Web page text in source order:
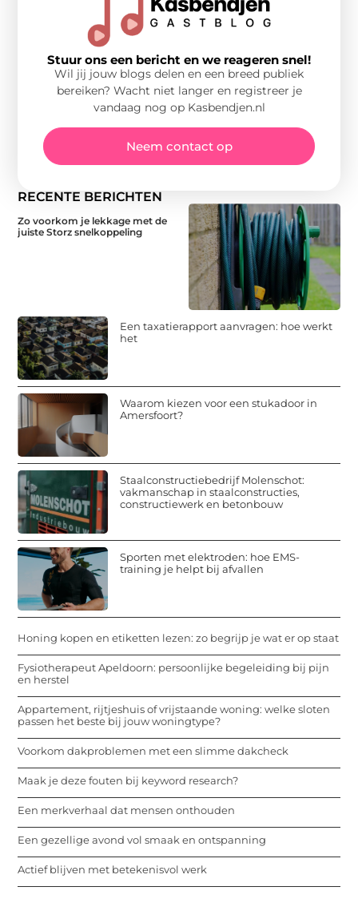
RECENTE BERICHTEN
Zo voorkom je lekkage met de
juiste Storz snelkoppeling
Een taxatierapport aanvragen: hoe werkt
het
Waarom kiezen voor een stukadoor in
Amersfoort?
Staalconstructiebedrijf Molenschot:
vakmanschap in staalconstructies,
constructiewerk en betonbouw
Sporten met elektroden: hoe EMS-
training je helpt bij afvallen
Honing kopen en etiketten lezen: zo begrijp je wat er op staat
Fysiotherapeut Apeldoorn: persoonlijke begeleiding bij pijn
en herstel
Appartement, rijtjeshuis of vrijstaande woning: welke sloten
passen het beste bij jouw woningtype?
Voorkom dakproblemen met een slimme dakcheck
Maak je deze fouten bij keyword research?
Een merkverhaal dat mensen onthouden
Een gezellige avond vol smaak en ontspanning
Actief blijven met betekenisvol werk
Stuur ons een bericht en we reageren snel!
Wil jij jouw blogs delen en een breed publiek
bereiken? Wacht niet langer en registreer je
vandaag nog op Kasbendjen.nl
Neem contact op